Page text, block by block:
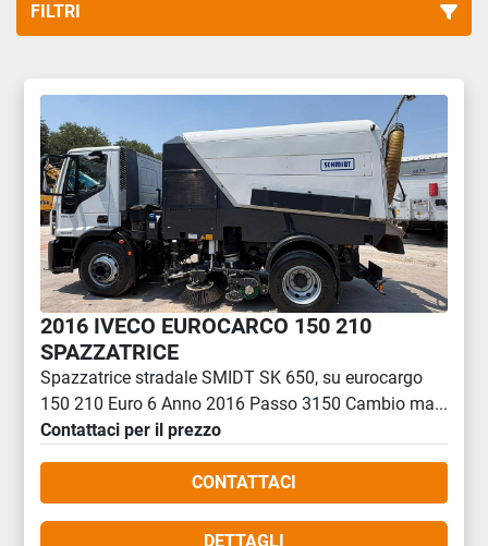
FILTRI
Tutte le categorie
Ordina per
2016 IVECO EUROCARCO 150 210
SPAZZATRICE
Spazzatrice stradale SMIDT SK 650, su eurocargo
150 210 Euro 6 Anno 2016 Passo 3150 Cambio ma...
Contattaci per il prezzo
CONTATTACI
DETTAGLI